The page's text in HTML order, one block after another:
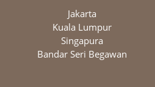
Jakarta
Kuala Lumpur
Singapura
Bandar Seri Begawan